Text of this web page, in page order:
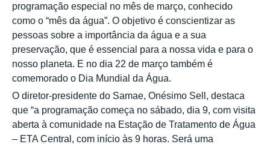
programação especial no mês de março, conhecido
como o “mês da água”. O objetivo é conscientizar as
pessoas sobre a importância da água e a sua
preservação, que é essencial para a nossa vida e para o
nosso planeta. E no dia 22 de março também é
comemorado o Dia Mundial da Água.
O diretor-presidente do Samae, Onésimo Sell, destaca
que “a programação começa no sábado, dia 9, com visita
aberta à comunidade na Estação de Tratamento de Água
– ETA Central, com início às 9 horas. Será uma